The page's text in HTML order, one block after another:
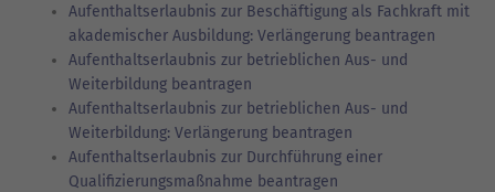
Aufenthaltserlaubnis zur Beschäftigung als Fachkraft mit
akademischer Ausbildung: Verlängerung beantragen
Aufenthaltserlaubnis zur betrieblichen Aus- und
Weiterbildung beantragen
Aufenthaltserlaubnis zur betrieblichen Aus- und
Weiterbildung: Verlängerung beantragen
Aufenthaltserlaubnis zur Durchführung einer
Qualifizierungsmaßnahme beantragen